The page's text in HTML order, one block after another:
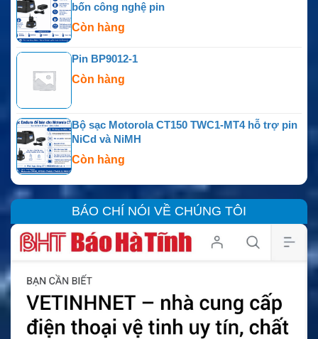
bốn công nghệ pin
Còn hàng
Pin BP9012-1
Còn hàng
Bộ sạc Motorola CT150 TWC1-MT4 hỗ trợ pin
NiCd và NiMH
Còn hàng
BÁO CHÍ NÓI VỀ CHÚNG TÔI